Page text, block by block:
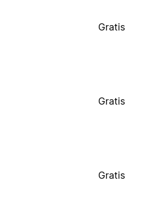
Gratis
Gratis
Gratis